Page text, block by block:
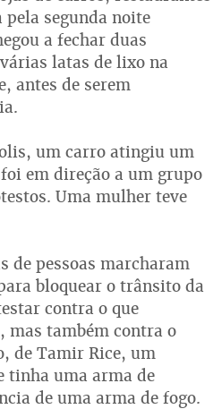
pela segunda noite
a fechar duas
latas de lixo na
antes de serem
um carro atingiu um
em direção a um grupo
Uma mulher teve
de pessoas marcharam
bloquear o trânsito da
contra o que
mas também contra o
de Tamir Rice, um
tinha uma arma de
de uma arma de fogo.